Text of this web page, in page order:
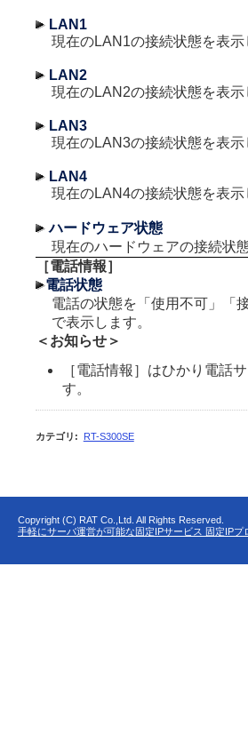
LAN1
現在のLAN1の接続状態を表示
LAN2
現在のLAN2の接続状態を表示
LAN3
現在のLAN3の接続状態を表示
LAN4
現在のLAN4の接続状態を表示
ハードウェア状態
現在のハードウェアの接続状
［電話情報］
電話状態
電話の状態を「使用不可」「
で表示します。
＜お知らせ＞
［電話情報］はひかり電話
す。
カテゴリ : RT-S300SE
Copyright (C) RAT Co.,Ltd. All Rights Reserved.
手軽にサーバ運営が可能な固定IPサービス 固定IPプ